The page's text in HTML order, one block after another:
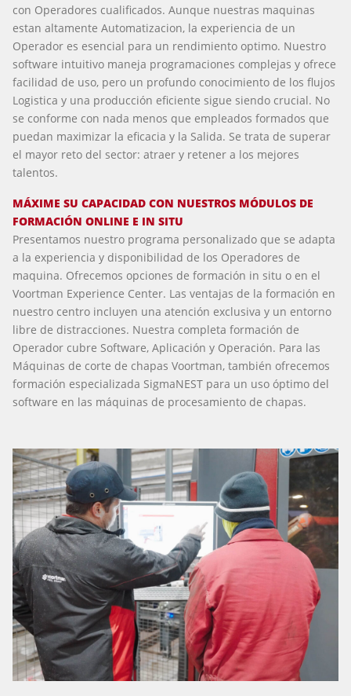
con Operadores cualificados. Aunque nuestras maquinas
estan altamente Automatizacion, la experiencia de un
Operador es esencial para un rendimiento optimo. Nuestro
software intuitivo maneja programaciones complejas y ofrece
facilidad de uso, pero un profundo conocimiento de los flujos
Logistica y una producción eficiente sigue siendo crucial. No
se conforme con nada menos que empleados formados que
puedan maximizar la eficacia y la Salida. Se trata de superar
el mayor reto del sector: atraer y retener a los mejores
talentos.
MÁXIME SU CAPACIDAD CON NUESTROS MÓDULOS DE
FORMACIÓN ONLINE E IN SITU
Presentamos nuestro programa personalizado que se adapta
a la experiencia y disponibilidad de los Operadores de
maquina. Ofrecemos opciones de formación in situ o en el
Voortman Experience Center. Las ventajas de la formación en
nuestro centro incluyen una atención exclusiva y un entorno
libre de distracciones. Nuestra completa formación de
Operador cubre Software, Aplicación y Operación. Para las
Máquinas de corte de chapas Voortman, también ofrecemos
formación especializada SigmaNEST para un uso óptimo del
software en las máquinas de procesamiento de chapas.